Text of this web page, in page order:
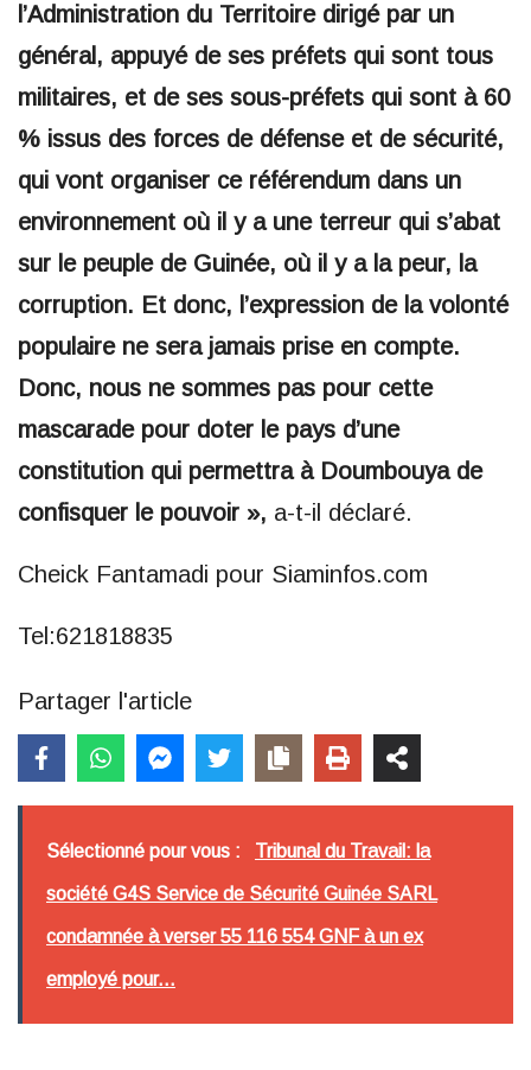
l’Administration du Territoire dirigé par un
général, appuyé de ses préfets qui sont tous
militaires, et de ses sous-préfets qui sont à 60
% issus des forces de défense et de sécurité,
qui vont organiser ce référendum dans un
environnement où il y a une terreur qui s’abat
sur le peuple de Guinée, où il y a la peur, la
corruption. Et donc, l’expression de la volonté
populaire ne sera jamais prise en compte.
Donc, nous ne sommes pas pour cette
mascarade pour doter le pays d’une
constitution qui permettra à Doumbouya de
confisquer le pouvoir », a-t-il déclaré.
Cheick Fantamadi pour Siaminfos.com
Tel:621818835
Partager l'article
Sélectionné pour vous : Tribunal du Travail: la
société G4S Service de Sécurité Guinée SARL
condamnée à verser 55 116 554 GNF à un ex
employé pour...